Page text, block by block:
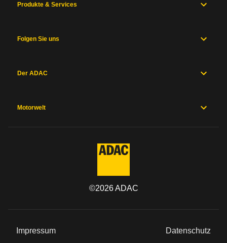
Produkte & Services
Folgen Sie uns
Der ADAC
Motorwelt
©2026ADAC
Impressum Datenschutz